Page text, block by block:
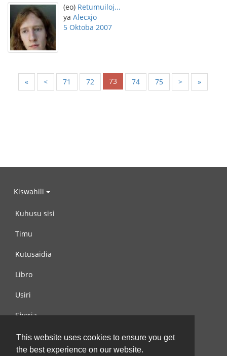
This website uses cookies to ensure you get
the best experience on our website.
(eo) Retumuiloj...
ya Alecxjo
5 Oktoba 2007
« < 71 72 73 74 75 > »
Kiswahili
Kuhusu sisi
Timu
Kutusaidia
Libro
Usiri
Sheria
Wasiliana na si